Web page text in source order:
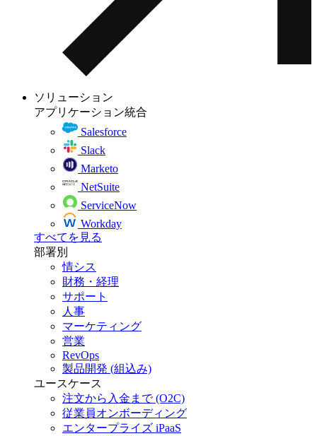
ソリューション
アプリケーション統合
Salesforce
Slack
Marketo
NetSuite
ServiceNow
Workday
すべてを見る
部署別
情シス
財務・経理
サポート
人事
マーケティング
営業
RevOps
製品開発 (組込み)
ユースケース
注文から入金まで (O2C)
従業員オンボーディング
エンタープライズ iPaaS